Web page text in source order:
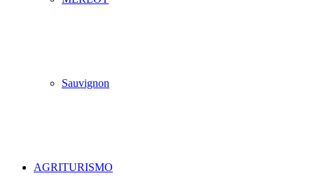
Sauvignon
AGRITURISMO